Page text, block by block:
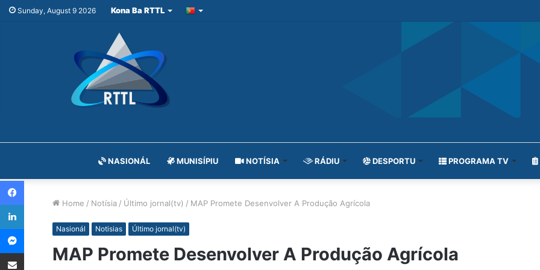
Sunday, August 9 2026 Kona Ba RTTL
NASIONÁL MUNISÍPIU NOTÍSIA RÁDIU DESPORTU PROGRAMA TV
Home / Notísia / Último jornal(tv) / MAP Promete Desenvolver A Produção Agrícola
Nasionál Notisias Último jornal(tv)
MAP Promete Desenvolver A Produção Agrícola
Facebook
LinkedIn
Messenger